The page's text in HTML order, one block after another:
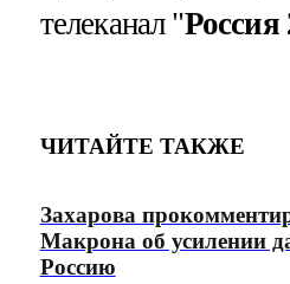
телеканал "Россия
ЧИТАЙТЕ ТАКЖЕ
Захарова
Макрона об усилении
Россию